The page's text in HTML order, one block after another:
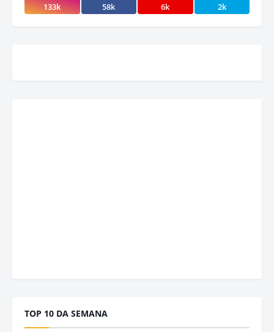
133k 58k 6k 2k
TOP 10 DA SEMANA